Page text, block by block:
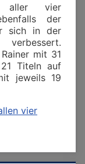
aller vier
der
sich in der
mit 31
Titeln auf
jeweils 19
vier